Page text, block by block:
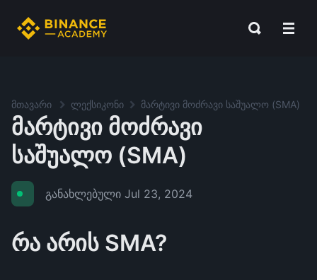
მთავარი ლექსიკონი მარტივი მოძრავი საშუალო (SMA)
მარტივი მოძრავი
საშუალო (SMA)
განახლებული Jul 23, 2024
რა არის SMA?